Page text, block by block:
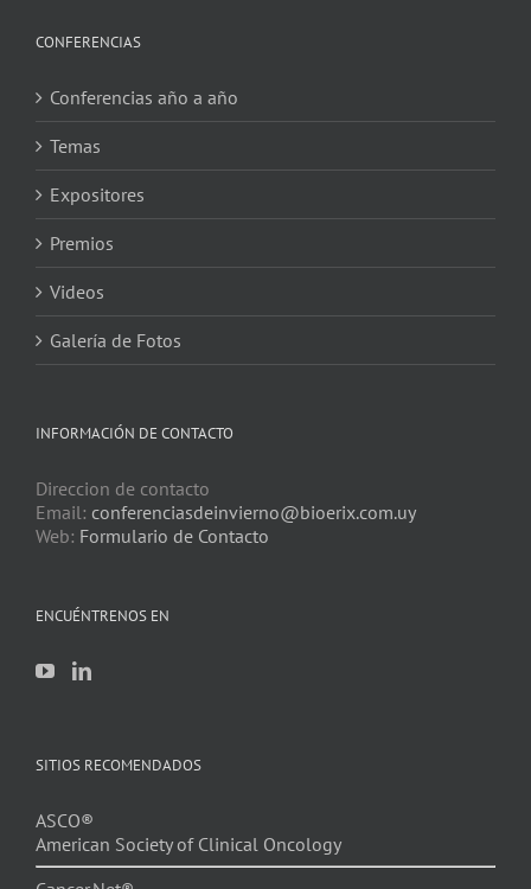
CONFERENCIAS
Conferencias año a año
Temas
Expositores
Premios
Videos
Galería de Fotos
INFORMACIÓN DE CONTACTO
Direccion de contacto
Email: conferenciasdeinvierno@bioerix.com.uy
Web: Formulario de Contacto
ENCUÉNTRENOS EN
SITIOS RECOMENDADOS
ASCO®
American Society of Clinical Oncology